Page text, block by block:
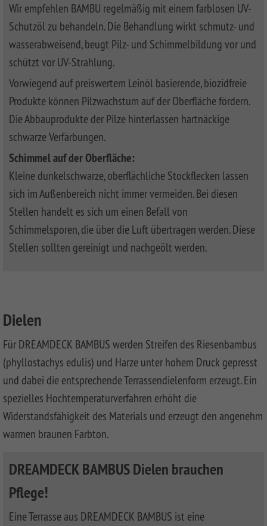
PLATINUM
SYSTEM
WPC
XL
SYSTEM
WPC
CLASSIC
SYSTEM
LICHT
SYSTEM
NEO
HOLZ
SYSTEM
RHOMBUS
HOLZ
GADA
XL
BAMBU
LETTLAND
&
Co
Wir empfehlen BAMBU regelmäßig mit einem farblosen UV-
Schutzöl zu behandeln. Die Behandlung wirkt schmutz- und
wasserabweisend, beugt Pilz- und Schimmelbildung vor und
schützt vor UV-Strahlung.
Vorwiegend auf preiswertem Leinöl basierende, biozidfreie
Produkte können Pilzwachstum auf der Oberfläche fördern.
Die Abbauprodukte der Pilze hinterlassen hartnäckige
schwarze Verfärbungen.
Schimmel auf der Oberfläche:
Kleine dunkelschwarze, oberflächliche Stockflecken lassen
sich im Außenbereich nicht immer vermeiden. Bei diesen
Stellen handelt es sich um einen Befall von
Schimmelsporen, die über die Luft übertragen werden. Diese
Stellen sollten gereinigt und nachgeölt werden.
Dielen
Für DREAMDECK BAMBUS werden Streifen des Riesenbambus
(phyllostachys edulis) und Harze unter hohem Druck gepresst
und dabei die entsprechende Terrassendielenform erzeugt. Ein
spezielles Hochtemperaturverfahren erhöht die
Widerstandsfähigkeit des Materials und erzeugt den angenehm
warmen braunen Farbton.
DREAMDECK BAMBUS Dielen brauchen
Pflege!
Eine Terrasse aus DREAMDECK BAMBUS ist eine